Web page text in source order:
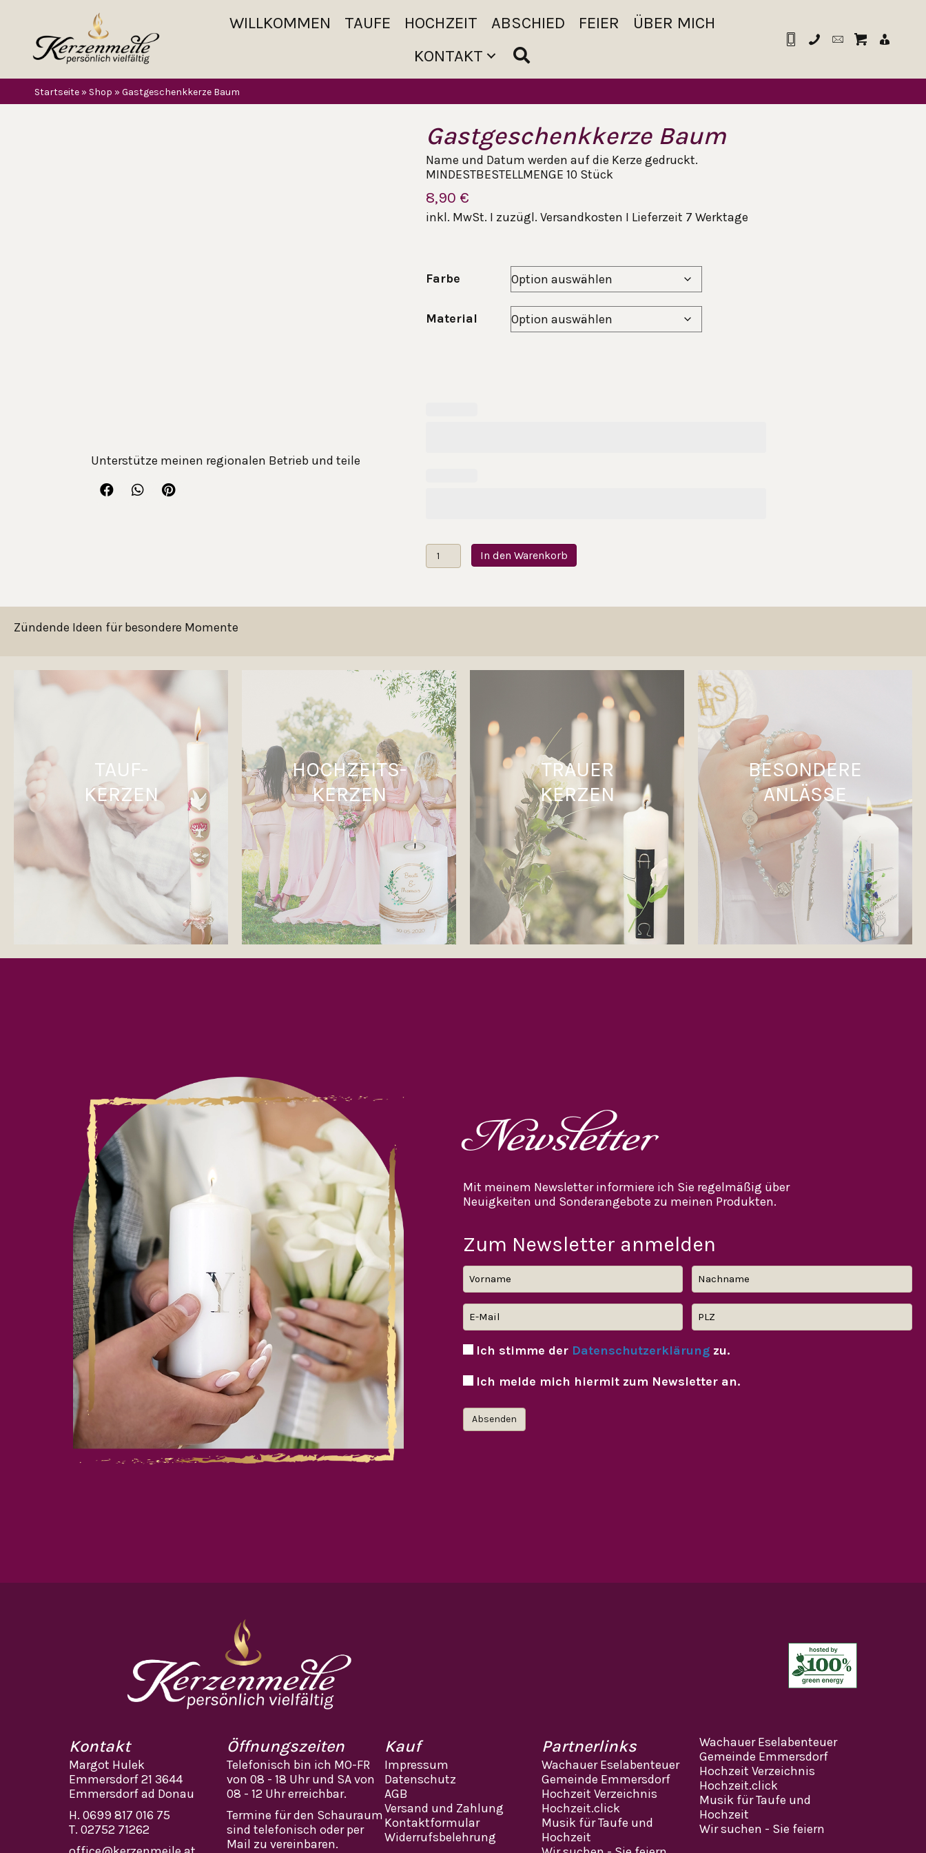
WILLKOMMEN TAUFE HOCHZEIT ABSCHIED FEIER
ÜBER MICH
KONTAKT
Startseite » Shop » Gastgeschenkkerze Baum
Unterstütze meinen regionalen Betrieb und teile
Gastgeschenkkerze Baum
Name und Datum werden auf die Kerze gedruckt.
MINDESTBESTELLMENGE 10 Stück
8,90 €
inkl. MwSt. I zuzügl. Versandkosten I Lieferzeit 7 Werktage
Farbe
Material
Gastgeschenkkerze
Baum
In den Warenkorb
Zündende Ideen für besondere Momente
TAUF-
KERZEN
HOCHZEITS-
KERZEN
TRAUER
KERZEN
BESONDERE
ANLÄSSE
Newsletter
Mit meinem Newsletter informiere ich Sie regelmäßig über
Neuigkeiten und Sonderangebote zu meinen Produkten.
Zum Newsletter anmelden
Ich stimme der Datenschutzerklärung zu.
Ich melde mich hiermit zum Newsletter an.
Kontakt
Margot Hulek
Emmersdorf 21 3644
Emmersdorf ad Donau
H. 0699 817 016 75
T. 02752 71262
Öffnungszeiten
Telefonisch bin ich MO-FR
von 08 - 18 Uhr und SA von
08 - 12 Uhr erreichbar.
Termine für den Schauraum
sind telefonisch oder per
Mail zu vereinbaren.
Kauf
Impressum
Datenschutz
AGB
Versand und Zahlung
Kontaktformular
Widerrufsbelehrung
Partnerlinks
Wachauer Eselabenteuer
Gemeinde Emmersdorf
Hochzeit Verzeichnis
Hochzeit.click
Musik für Taufe und
Hochzeit
Wachauer Eselabenteuer
Gemeinde Emmersdorf
Hochzeit Verzeichnis
Hochzeit.click
Musik für Taufe und
Hochzeit
Wir suchen - Sie feiern